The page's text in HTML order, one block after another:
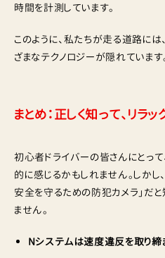
時間を計測しています。
このように、私たちが走る道路に
ざまなテクノロジーが隠れています
まとめ：正しく知って、リラ
初心者ドライバーの皆さんにとっ
的に感じるかもしれません。しか
安全を守るための防犯カメラ」だ
ません。
Nシステムは速度違反を取り締